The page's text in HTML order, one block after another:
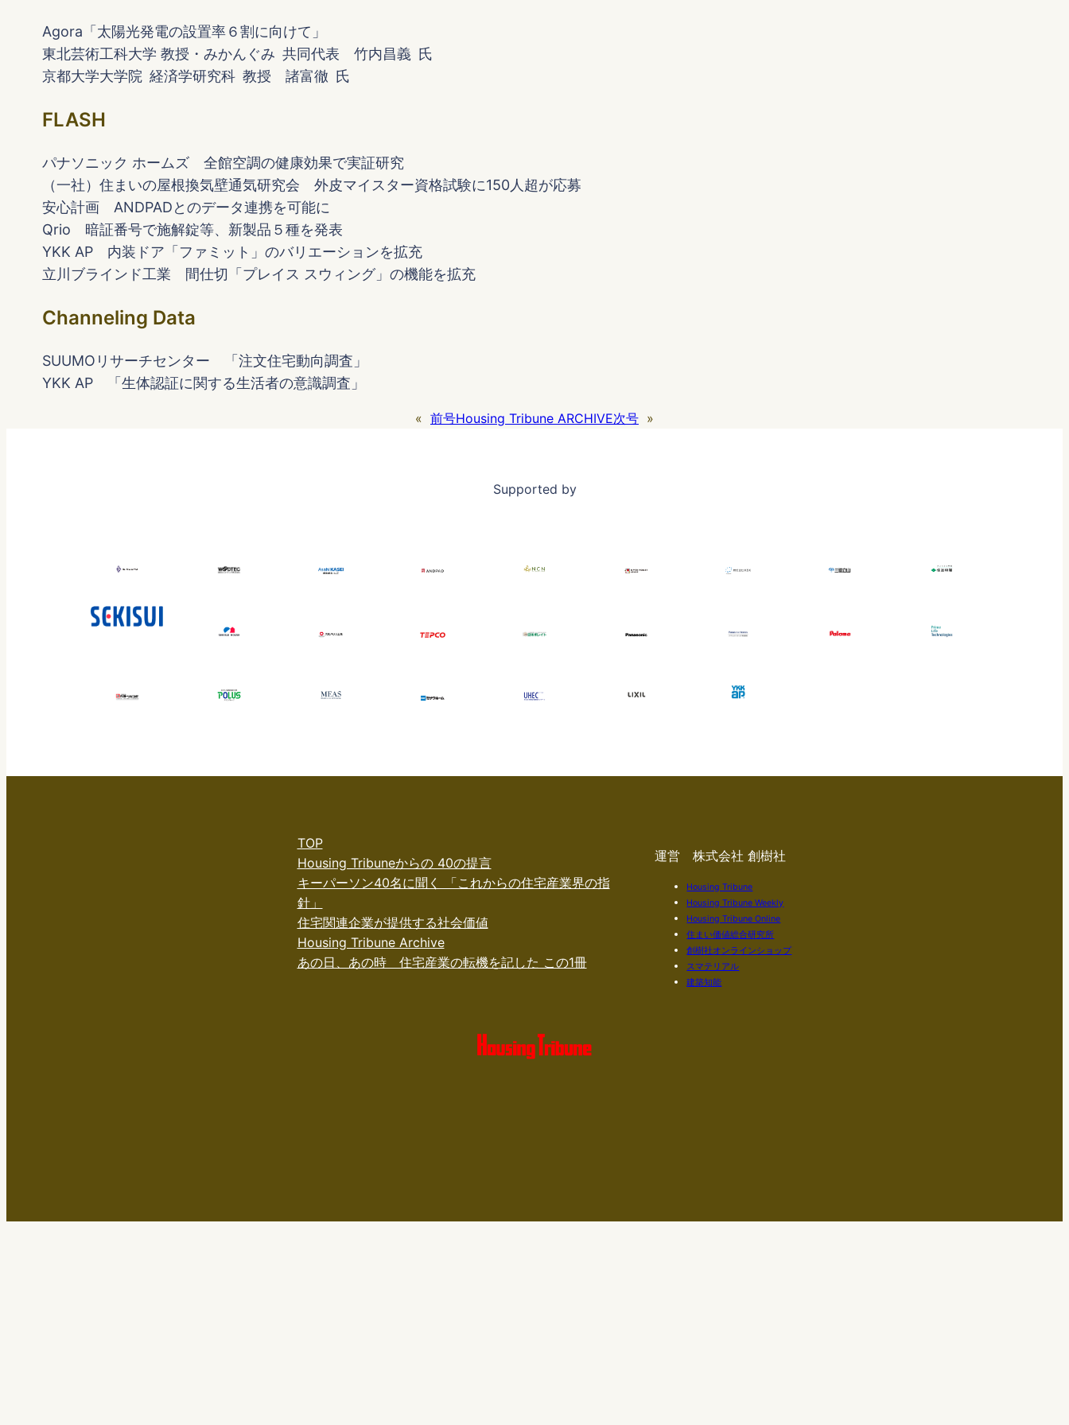
Agora「太陽光発電の設置率６割に向けて」
東北芸術工科大学 教授・みかんぐみ 共同代表 竹内昌義 氏
京都大学大学院 経済学研究科 教授 諸富徹 氏
FLASH
パナソニック ホームズ 全館空調の健康効果で実証研究
（一社）住まいの屋根換気壁通気研究会 外皮マイスター資格試験に150人超が応募
安心計画 ANDPADとのデータ連携を可能に
Qrio 暗証番号で施解錠等、新製品５種を発表
YKK AP 内装ドア「ファミット」のバリエーションを拡充
立川ブラインド工業 間仕切「プレイス スウィング」の機能を拡充
Channeling Data
SUUMOリサーチセンター 「注文住宅動向調査」
YKK AP 「生体認証に関する生活者の意識調査」
« 前号Housing Tribune ARCHIVE次号 »
Supported by
TOP
Housing Tribuneからの 40の提言
キーパーソン40名に聞く 「これからの住宅産業界の指
針」
住宅関連企業が提供する社会価値
Housing Tribune Archive
あの日、あの時 住宅産業の転機を記した この1冊
運営 株式会社 創樹社
Housing Tribune
Housing Tribune Weekly
Housing Tribune Online
住まい価値総合研究所
創樹社オンラインショップ
スマテリアル
建築知能